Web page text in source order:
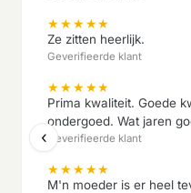
★★★★★
Ze zitten heerlijk.
Geverifieerde klant
★★★★★
Prima kwaliteit. Goede
ondergoed. Wat jaren
Geverifieerde klant
★★★★★
M'n moeder is er heel
‹